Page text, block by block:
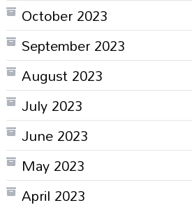
October 2023
September 2023
August 2023
July 2023
June 2023
May 2023
April 2023